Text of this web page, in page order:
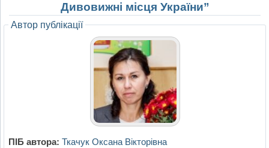
Дивовижні місця України”
Автор публікації
ПІБ автора: Ткачук Оксана Вікторівна